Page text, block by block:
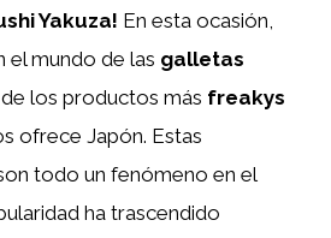
Yakuza! En esta ocasión,
el mundo de las galletas
los productos más freakys
ofrece Japón. Estas
todo un fenómeno en el
ha trascendido